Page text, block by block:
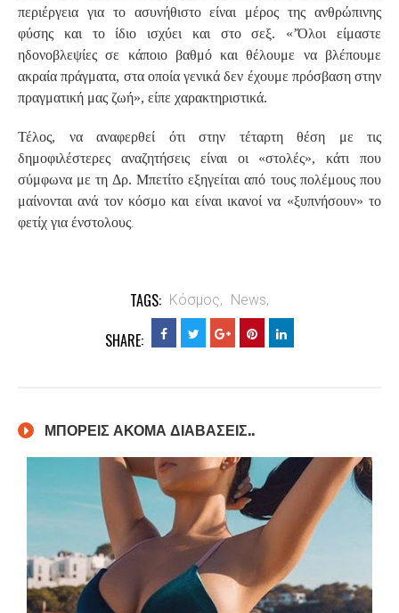
περιέργεια για το ασυνήθιστο είναι μέρος της ανθρώπινης
φύσης και το ίδιο ισχύει και στο σεξ. «’Όλοι είμαστε
ηδονοβλεψίες σε κάποιο βαθμό και θέλουμε να βλέπουμε
ακραία πράγματα, στα οποία γενικά δεν έχουμε πρόσβαση στην
πραγματική μας ζωή», είπε χαρακτηριστικά.
Τέλος, να αναφερθεί ότι στην τέταρτη θέση με τις
δημοφιλέστερες αναζητήσεις είναι οι «στολές», κάτι που
σύμφωνα με τη Δρ. Μπετίτο εξηγείται από τους πολέμους που
μαίνονται ανά τον κόσμο και είναι ικανοί να «ξυπνήσουν» το
φετίχ για ένστολους.
TAGS: Κόσμος, News,
SHARE:
ΜΠΟΡΕΙΣ ΑΚΟΜΑ ΔΙΑΒΑΣΕΙΣ..